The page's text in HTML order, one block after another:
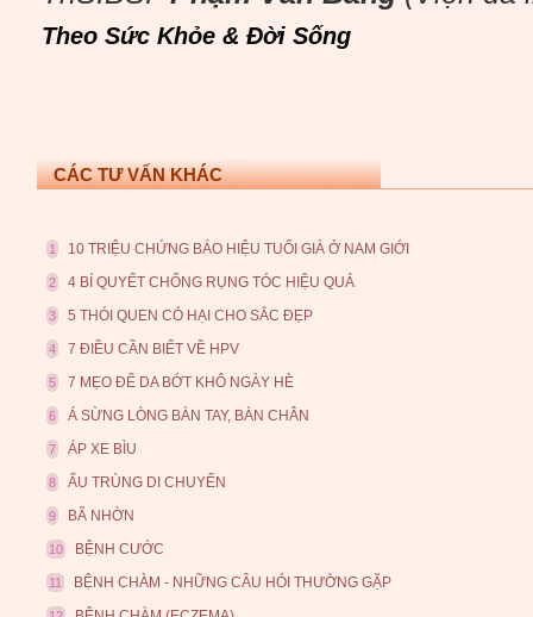
Theo Sức Khỏe & Đời Sống
CÁC TƯ VẤN KHÁC
1 10 TRIỆU CHỨNG BÁO HIỆU TUỔI GIÀ Ở NAM GIỚI
2 4 BÍ QUYẾT CHỐNG RỤNG TÓC HIỆU QUẢ
3 5 THÓI QUEN CÓ HẠI CHO SẮC ĐẸP
4 7 ĐIỀU CẦN BIẾT VỀ HPV
5 7 MẸO ĐỂ DA BỚT KHÔ NGÀY HÈ
6 Á SỪNG LÒNG BÀN TAY, BÀN CHÂN
7 ÁP XE BÌU
8 ẤU TRÙNG DI CHUYỂN
9 BÃ NHỜN
10 BỆNH CƯỚC
11 BỆNH CHÀM - NHỮNG CÂU HỎI THƯỜNG GẶP